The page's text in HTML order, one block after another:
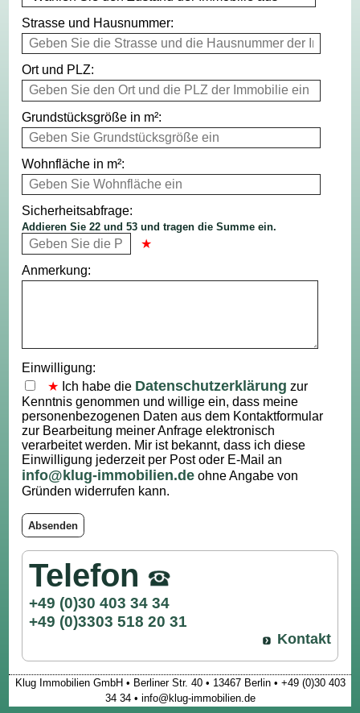
Strasse und Hausnummer:
Ort und PLZ:
Grundstücksgröße in m²:
Wohnfläche in m²:
Sicherheitsabfrage:
Addieren Sie 22 und 53 und tragen die Summe ein.
Anmerkung:
Einwilligung:
Ich habe die Datenschutzerklärung zur
Kenntnis genommen und willige ein, dass meine
personenbezogenen Daten aus dem Kontaktformular
zur Bearbeitung meiner Anfrage elektronisch
verarbeitet werden. Mir ist bekannt, dass ich diese
Einwilligung jederzeit per Post oder E-Mail an
info@klug-immobilien.de ohne Angabe von
Gründen widerrufen kann.
Absenden
Telefon
+49 (0)30 403 34 34
+49 (0)3303 518 20 31
Kontakt
Klug Immobilien GmbH • Berliner Str. 40 • 13467 Berlin • +49 (0)30 403
34 34 • info@klug-immobilien.de